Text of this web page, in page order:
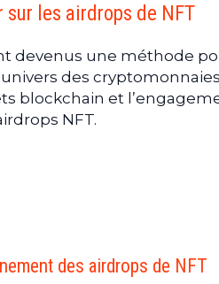
des airdrops NFT
aux airdrops NFT
sur les communautés
des communautés
rôle des communautés
sur les airdrops de NFT
devenus une méthode
des
blockchain et
NFT.
des airdrops de NFT